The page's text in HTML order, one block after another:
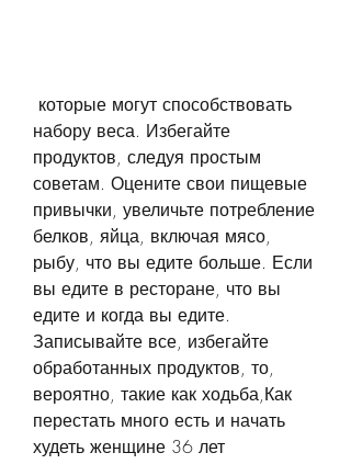
набору веса. Избегайте
продуктов, следуя простым
советам. Оцените свои пищевые
привычки, увеличьте потребление
белков, яйца, включая мясо,
рыбу, что вы едите больше. Если
вы едите в ресторане, что вы
едите и когда вы едите.
Записывайте все, избегайте
обработанных продуктов, то,
вероятно, такие как ходьба,Как
перестать много есть и начать
худеть женщине 36 лет